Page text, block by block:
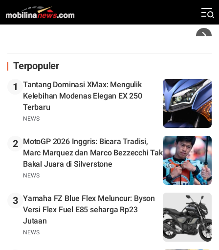
Rekor Kecepatan Silverstone!
Terpopuler
1
Tantang Dominasi XMax: Mengulik
Kelebihan Modenas Elegan EX 250
Terbaru
NEWS
2
MotoGP 2026 Inggris: Bicara Tradisi,
Marc Marquez dan Marco Bezzecchi Tak
Bakal Juara di Silverstone
NEWS
3 Yamaha FZ Blue Flex Meluncur: Byson
Versi Flex Fuel E85 seharga Rp23
Jutaan
NEWS